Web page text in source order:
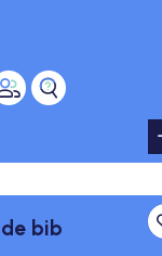
bib